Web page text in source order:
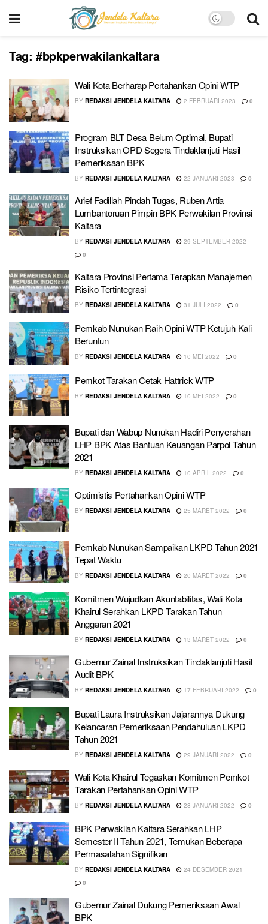
Tag: #bpkperwakilankaltara
Wali Kota Berharap Pertahankan Opini WTP
BY REDAKSI JENDELA KALTARA 2 FEBRUARI 2023 0
Program BLT Desa Belum Optimal, Bupati
Instruksikan OPD Segera Tindaklanjuti Hasil
Pemeriksaan BPK
BY REDAKSI JENDELA KALTARA 22 JANUARI 2023 0
Arief Fadillah Pindah Tugas, Ruben Artia
Lumbantoruan Pimpin BPK Perwakilan Provinsi
Kaltara
BY REDAKSI JENDELA KALTARA
29 SEPTEMBER 2022
0
Kaltara Provinsi Pertama Terapkan Manajemen
Risiko Tertintegrasi
BY REDAKSI JENDELA KALTARA 31 JULI 2022 0
Pemkab Nunukan Raih Opini WTP Ketujuh Kali
Beruntun
BY REDAKSI JENDELA KALTARA 10 MEI 2022 0
Pemkot Tarakan Cetak Hattrick WTP
BY REDAKSI JENDELA KALTARA 10 MEI 2022 0
Bupati dan Wabup Nunukan Hadiri Penyerahan
LHP BPK Atas Bantuan Keuangan Parpol Tahun
2021
BY REDAKSI JENDELA KALTARA 10 APRIL 2022 0
Optimistis Pertahankan Opini WTP
BY REDAKSI JENDELA KALTARA 25 MARET 2022 0
Pemkab Nunukan Sampaikan LKPD Tahun 2021
Tepat Waktu
BY REDAKSI JENDELA KALTARA 20 MARET 2022 0
Komitmen Wujudkan Akuntabilitas, Wali Kota
Khairul Serahkan LKPD Tarakan Tahun
Anggaran 2021
BY REDAKSI JENDELA KALTARA 13 MARET 2022 0
Gubernur Zainal Instruksikan Tindaklanjuti Hasil
Audit BPK
BY REDAKSI JENDELA KALTARA 17 FEBRUARI 2022 0
Bupati Laura Instruksikan Jajarannya Dukung
Kelancaran Pemeriksaan Pendahuluan LKPD
Tahun 2021
BY REDAKSI JENDELA KALTARA 29 JANUARI 2022 0
Wali Kota Khairul Tegaskan Komitmen Pemkot
Tarakan Pertahankan Opini WTP
BY REDAKSI JENDELA KALTARA 28 JANUARI 2022 0
BPK Perwakilan Kaltara Serahkan LHP
Semester II Tahun 2021, Temukan Beberapa
Permasalahan Signifikan
BY REDAKSI JENDELA KALTARA
24 DESEMBER 2021
0
Gubernur Zainal Dukung Pemeriksaan Awal
BPK